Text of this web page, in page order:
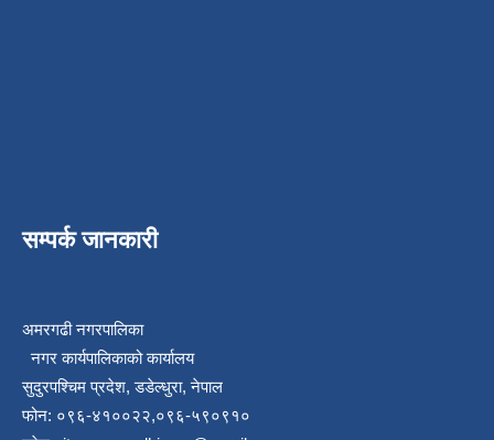
सम्पर्क जानकारी
अमरगढी नगरपालिका
नगर कार्यपालिकाको कार्यालय
सुदुरपश्चिम प्रदेश, डडेल्धुरा, नेपाल
फोन: ०९६-४१००२२,०९६-५९०९१०